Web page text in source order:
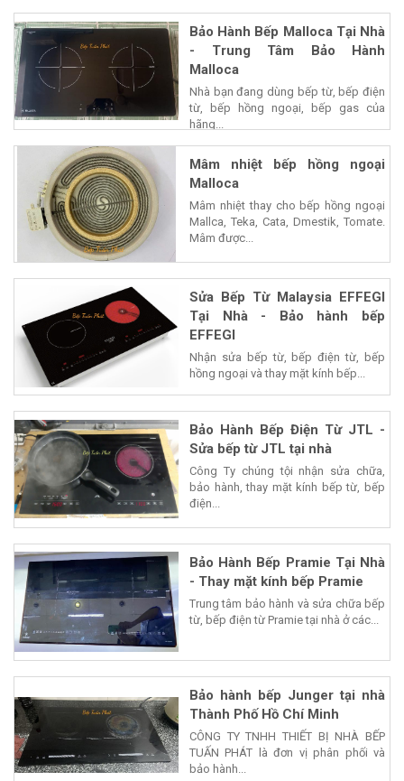
Bảo Hành Bếp Malloca Tại Nhà
- Trung Tâm Bảo Hành
Malloca
Nhà bạn đang dùng bếp từ, bếp điện
từ, bếp hồng ngoại, bếp gas của
hãng...
Mâm nhiệt bếp hồng ngoại
Malloca
Mâm nhiệt thay cho bếp hồng ngoại
Mallca, Teka, Cata, Dmestik, Tomate.
Mâm được...
Sửa Bếp Từ Malaysia EFFEGI
Tại Nhà - Bảo hành bếp
EFFEGI
Nhận sửa bếp từ, bếp điện từ, bếp
hồng ngoại và thay mặt kính bếp...
Bảo Hành Bếp Điện Từ JTL -
Sửa bếp từ JTL tại nhà
Công Ty chúng tội nhận sửa chữa,
bảo hành, thay mặt kính bếp từ, bếp
điện...
Bảo Hành Bếp Pramie Tại Nhà
- Thay mặt kính bếp Pramie
Trung tâm bảo hành và sửa chữa bếp
từ, bếp điện từ Pramie tại nhà ở các...
Bảo hành bếp Junger tại nhà
Thành Phố Hồ Chí Minh
CÔNG TY TNHH THIẾT BỊ NHÀ BẾP
TUẤN PHÁT là đơn vị phân phối và
bảo hành...